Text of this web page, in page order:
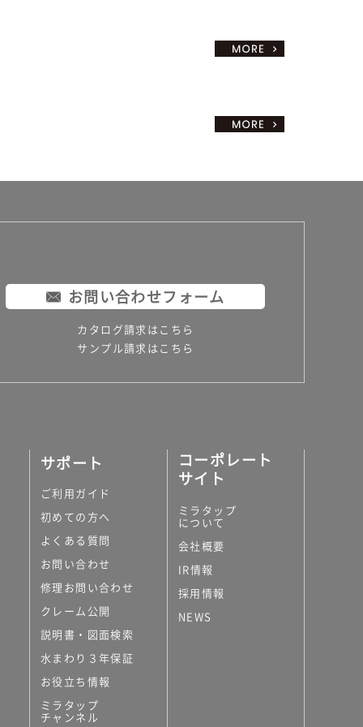
お問い合わせフォーム
カタログ請求はこちら
サンプル請求はこちら
サポート
ご利用ガイド
初めての方へ
よくある質問
お問い合わせ
修理お問い合わせ
クレーム公開
説明書・図面検索
水まわり３年保証
お役立ち情報
ミラタップ
チャンネル
コーポレート
サイト
ミラタップ
について
会社概要
IR情報
採用情報
NEWS